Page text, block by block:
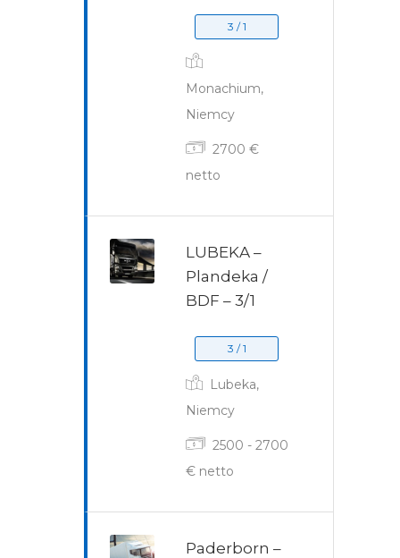
3 / 1
Monachium,
Niemcy
2700 €
netto
LUBEKA –
Plandeka /
BDF – 3/1
3 / 1
Lubeka,
Niemcy
2500 - 2700
€ netto
Paderborn –